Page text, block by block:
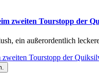
zweiten Tourstopp der
ein außerordentlich
Tourstopp der